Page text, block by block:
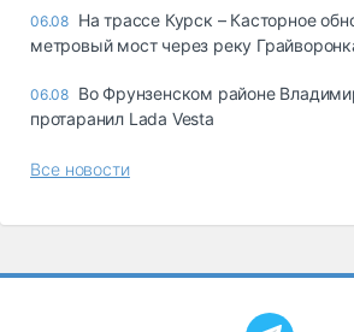
06.08 На трассе Курск – Касторное
метровый мост через реку
06.08 Во Фрунзенском районе
протаранил Lada Vesta
Все новости